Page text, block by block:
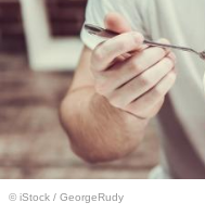
© iStock / GeorgeRudy